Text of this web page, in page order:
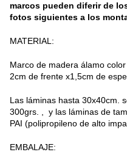
marcos pueden diferir de
fotos siguientes a los
MATERIAL:
Marco de madera álamo
2cm de frente x1,5cm de
Las láminas hasta 30x40cm.
300grs. , y las láminas de
PAI (polipropileno de alto
EMBALAJE: